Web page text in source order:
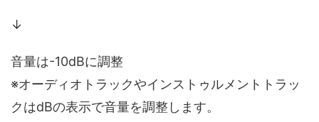
↓
音量は-10dBに調整
※オーディオトラックやインストゥルメントトラッ
クはdBの表示で音量を調整します。